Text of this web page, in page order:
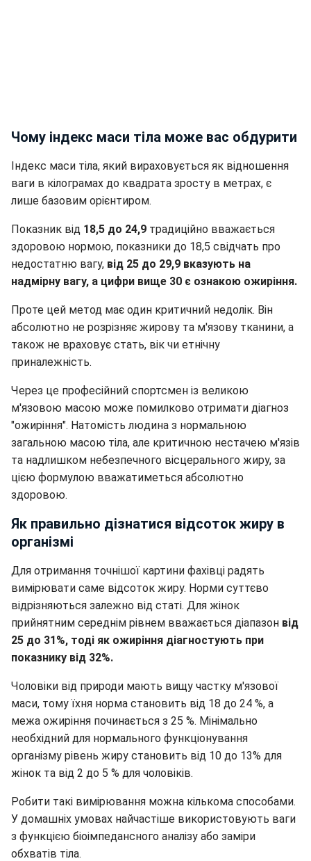
Чому індекс маси тіла може вас обдурити
Індекс маси тіла, який вираховується як відношення
ваги в кілограмах до квадрата зросту в метрах, є
лише базовим орієнтиром.
Показник від 18,5 до 24,9 традиційно вважається
здоровою нормою, показники до 18,5 свідчать про
недостатню вагу, від 25 до 29,9 вказують на
надмірну вагу, а цифри вище 30 є ознакою ожиріння.
Проте цей метод має один критичний недолік. Він
абсолютно не розрізняє жирову та м'язову тканини, а
також не враховує стать, вік чи етнічну
приналежність.
Через це професійний спортсмен із великою
м'язовою масою може помилково отримати діагноз
"ожиріння". Натомість людина з нормальною
загальною масою тіла, але критичною нестачею м'язів
та надлишком небезпечного вісцерального жиру, за
цією формулою вважатиметься абсолютно
здоровою.
Як правильно дізнатися відсоток жиру в
організмі
Для отримання точнішої картини фахівці радять
вимірювати саме відсоток жиру. Норми суттєво
відрізняються залежно від статі. Для жінок
прийнятним середнім рівнем вважається діапазон від
25 до 31%, тоді як ожиріння діагностують при
показнику від 32%.
Чоловіки від природи мають вищу частку м'язової
маси, тому їхня норма становить від 18 до 24 %, а
межа ожиріння починається з 25 %. Мінімально
необхідний для нормального функціонування
організму рівень жиру становить від 10 до 13% для
жінок та від 2 до 5 % для чоловіків.
Робити такі вимірювання можна кількома способами.
У домашніх умовах найчастіше використовують ваги
з функцією біоімпедансного аналізу або заміри
обхватів тіла.